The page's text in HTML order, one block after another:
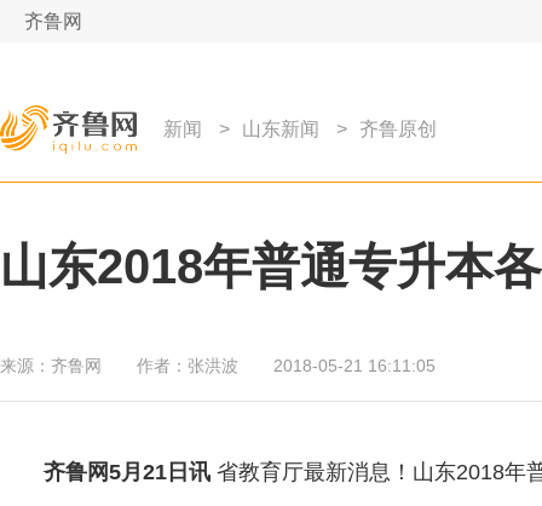
齐鲁网
新闻 > 山东新闻 > 齐鲁原创
山东2018年普通专升本
来源： 齐鲁网 作者： 张洪波 2018-05-21 16:11:05
齐鲁网5月21日讯 省教育厅最新消息！山东2018年